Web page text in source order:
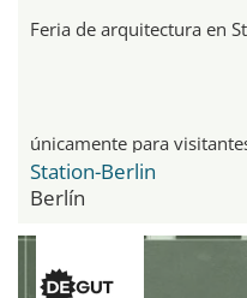
Feria de arquitectura en
únicamente para
Station-Berlin
Berlín